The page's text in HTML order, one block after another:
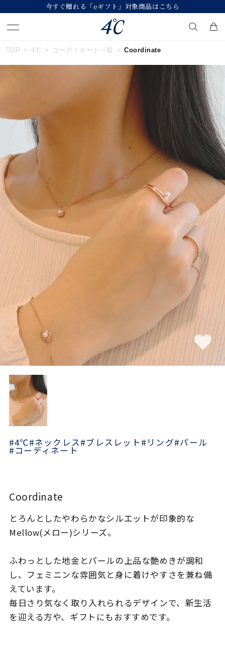
今すぐ贈れる「eギフト」対象商品はこちら
キーワードで検索する
#summer #ダイヤモンド ネックレス
#エタニティ
ブランド ４℃
カテゴリー すべてのジュエリー
カラー
誕生石
モチーフ
石の色
ファッションテイス
ト
着用シーン
レディース
リングサイズ
メンズ
リングサイズ
～
価格 ¥0
TOP 4℃ コーディネート一覧 Coordinate
#4℃#ネックレス#ブレスレット #リング#パール
#コーディネート
Coordinate
とろんとしたやわらかなシルエットが印象的な
Mellow(メロー)シリーズ。
ふわっとした地金とパールの上品な艶めきが調和
し、フェミニンな雰囲気と身に着けやすさを兼ね備
えています。
毎日さり気なく取り入れられるデザインで、新生活
を迎える方や、ギフトにもおすすめです。